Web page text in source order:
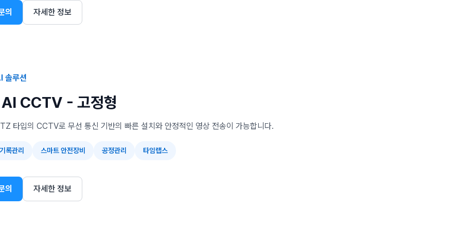
의 자세한 정보
솔루션
CCTV - 고정형
타입의 CCTV로 무선 통신 기반의 빠른 설치와 안정적인 영상 전송이 가능합니다.
록관리 스마트 안전장비 공정관리 타임랩스
의 자세한 정보